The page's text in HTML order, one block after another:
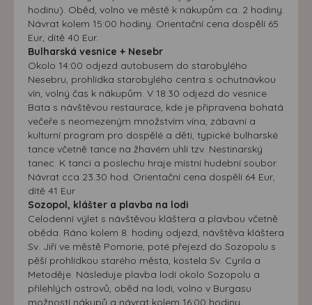
hodinu). Oběd, volno ve městě k nákupům ca. 2 hodiny.
Návrat kolem 15:00 hodiny. Orientační cena dospělí 65
Eur, dítě 40 Eur.
Bulharská vesnice + Nesebr
Okolo 14:00 odjezd autobusem do starobylého
Nesebru, prohlídka starobylého centra s ochutnávkou
vín, volný čas k nákupům. V 18:30 odjezd do vesnice
Bata s návštěvou restaurace, kde je připravena bohatá
večeře s neomezeným množstvím vína, zábavní a
kulturní program pro dospělé a děti, typické bulharské
tance včetně tance na žhavém uhlí tzv. Nestinarský
tanec. K tanci a poslechu hraje místní hudební soubor.
Návrat cca 23.30 hod. Orientační cena dospělí 64 Eur,
dítě 41 Eur
Sozopol, klášter a plavba na lodi
Celodenní výlet s návštěvou kláštera a plavbou včetně
oběda. Ráno kolem 8. hodiny odjezd, návštěva kláštera
Sv. Jiří ve městě Pomorie, poté přejezd do Sozopolu s
pěší prohlídkou starého města, kostela Sv. Cyrila a
Metoděje. Následuje plavba lodí okolo Sozopolu a
přilehlých ostrovů, oběd na lodi, volno v Burgasu
možností nákupů a návrat kolem 16:00 hodiny.